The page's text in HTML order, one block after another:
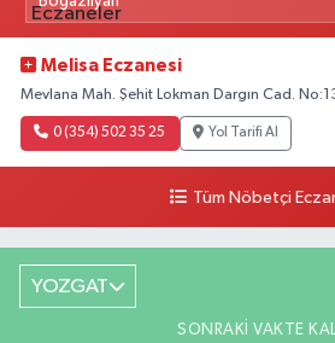
Melisa Eczanesi
Mevlana Mah. Şehit Lokman Dargın Cad. No:13
0 (354) 502 35 25 Yol Tarifi Al
Tüm Nöbetçi
YOZGAT
SONRAKI VAKTE